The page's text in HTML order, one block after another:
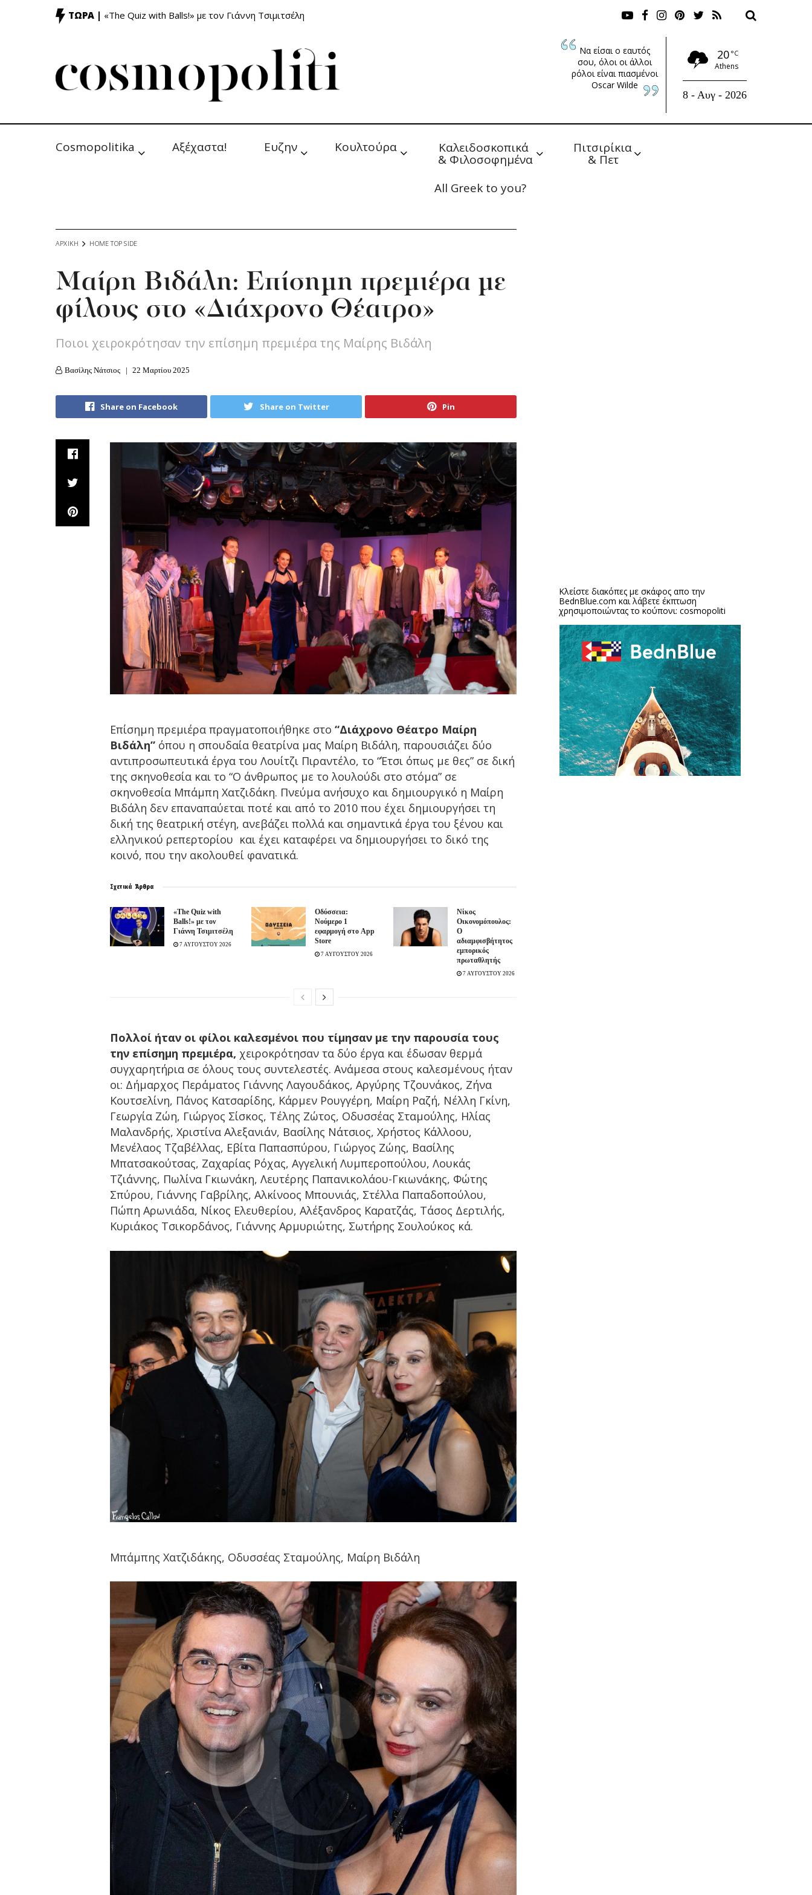
ΤΩΡΑ | «The Quiz with Balls!» με τον Γιάννη Τσιμιτσέλη
Να είσαι ο εαυτός
σου, όλοι οι άλλοι
ρόλοι είναι πιασμένοι
Oscar Wilde
20 °C
Athens
8 - Αυγ - 2026
Cosmopolitika Αξέχαστα! Ευζην Κουλτούρα Καλειδοσκοπικά
& Φιλοσοφημένα
Πιτσιρίκια
& Πετ
All Greek to you?
ΑΡΧΙΚΗ HOME TOP SIDE
Μαίρη Βιδάλη: Επίσημη πρεμιέρα με
φίλους στο «Διάχρονο Θέατρο»
Ποιοι χειροκρότησαν την επίσημη πρεμιέρα της Μαίρης Βιδάλη
Βασίλης Νάτσιος 22 Μαρτίου 2025
Share on Facebook Share on Twitter Pin
Επίσημη πρεμιέρα πραγματοποιήθηκε στο “Διάχρονο Θέατρο Μαίρη
Βιδάλη” όπου η σπουδαία θεατρίνα μας Μαίρη Βιδάλη, παρουσιάζει δύο
αντιπροσωπευτικά έργα του Λουίτζι Πιραντέλο, το “Έτσι όπως με θες” σε δική
της σκηνοθεσία και το “Ο άνθρωπος με το λουλούδι στο στόμα” σε
σκηνοθεσία Μπάμπη Χατζιδάκη. Πνεύμα ανήσυχο και δημιουργικό η Μαίρη
Βιδάλη δεν επαναπαύεται ποτέ και από το 2010 που έχει δημιουργήσει τη
δική της θεατρική στέγη, ανεβάζει πολλά και σημαντικά έργα του ξένου και
ελληνικού ρεπερτορίου και έχει καταφέρει να δημιουργήσει το δικό της
κοινό, που την ακολουθεί φανατικά.
Σχετικά Άρθρα
«The Quiz with
Balls!» με τον
Γιάννη Τσιμιτσέλη
7 ΑΥΓΟΥΣΤΟΥ 2026
Οδύσσεια:
Νούμερο 1
εφαρμογή στο App
Store
7 ΑΥΓΟΥΣΤΟΥ 2026
Νίκος
Οικονομόπουλος:
Ο
αδιαμφισβήτητος
εμπορικός
πρωταθλητής
7 ΑΥΓΟΥΣΤΟΥ 2026
Πολλοί ήταν οι φίλοι καλεσμένοι που τίμησαν με την παρουσία τους
την επίσημη πρεμιέρα, χειροκρότησαν τα δύο έργα και έδωσαν θερμά
συγχαρητήρια σε όλους τους συντελεστές. Ανάμεσα στους καλεσμένους ήταν
οι: Δήμαρχος Περάματος Γιάννης Λαγουδάκος, Αργύρης Τζουνάκος, Ζήνα
Κουτσελίνη, Πάνος Κατσαρίδης, Κάρμεν Ρουγγέρη, Μαίρη Ραζή, Νέλλη Γκίνη,
Γεωργία Ζώη, Γιώργος Σίσκος, Τέλης Ζώτος, Οδυσσέας Σταμούλης, Ηλίας
Μαλανδρής, Χριστίνα Αλεξανιάν, Βασίλης Νάτσιος, Χρήστος Κάλλοου,
Μενέλαος Τζαβέλλας, Εβίτα Παπασπύρου, Γιώργος Ζώης, Βασίλης
Μπατσακούτσας, Ζαχαρίας Ρόχας, Αγγελική Λυμπεροπούλου, Λουκάς
Τζιάννης, Πωλίνα Γκιωνάκη, Λευτέρης Παπανικολάου-Γκιωνάκης, Φώτης
Σπύρου, Γιάννης Γαβρίλης, Αλκίνοος Μπουνιάς, Στέλλα Παπαδοπούλου,
Πώπη Αρωνιάδα, Νίκος Ελευθερίου, Αλέξανδρος Καρατζάς, Τάσος Δερτιλής,
Κυριάκος Τσικορδάνος, Γιάννης Αρμυριώτης, Σωτήρης Σουλούκος κά.
Μπάμπης Χατζιδάκης, Οδυσσέας Σταμούλης, Μαίρη Βιδάλη
Κλείστε διακόπες με σκάφος απο την
BednBlue.com και λάβετε έκπτωση
χρησιμοποιώντας το κούπονι: cosmopoliti